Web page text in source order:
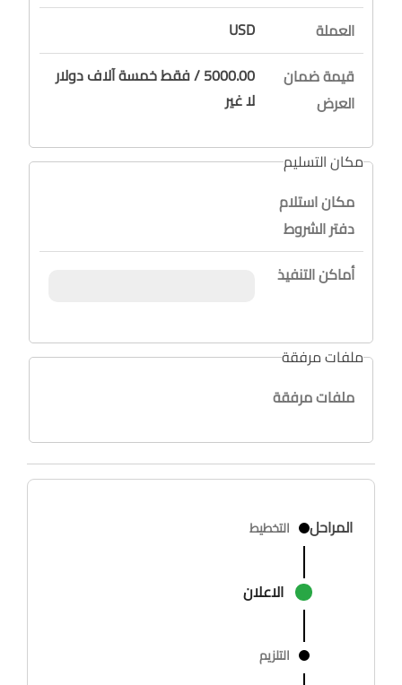
العملة
USD
قيمة ضمان
العرض
5000.00 / فقط خمسة آلاف دولار
لا غير
مكان التسليم
مكان استلام
دفتر الشروط
أماكن التنفيذ
ملفات مرفقة
ملفات مرفقة
المراحل التخطيط
الاعلان
التلزيم